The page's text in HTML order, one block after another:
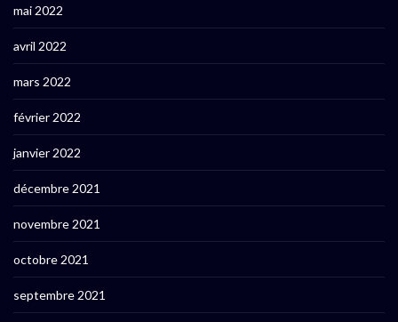
mai 2022
avril 2022
mars 2022
février 2022
janvier 2022
décembre 2021
novembre 2021
octobre 2021
septembre 2021